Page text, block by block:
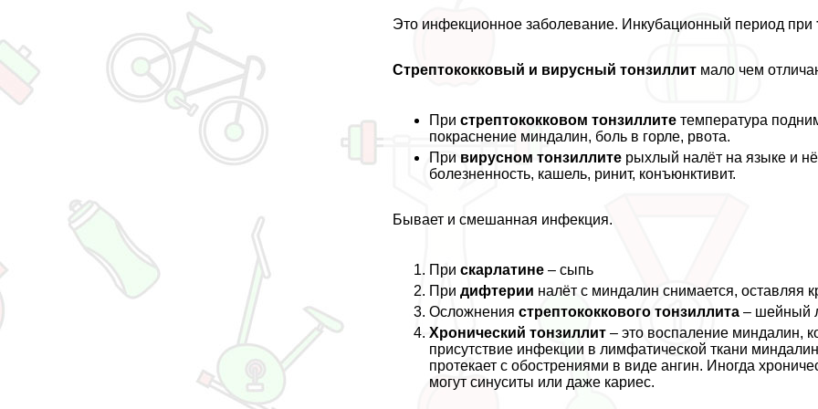
Это инфекционное заболевание. Инкубационный период при
Стрептококковый и вирусный тонзиллит мало чем
Пристрептококковом тонзиллите температура
покраснение миндалин, боль в горле, рвота.
При вирусном тонзиллите рыхлый налёт на языке и
болезненность, кашель, ринит, конъюнктивит.
Бывает и смешанная инфекция.
Прискарлатине – сыпь
Придифтерии налёт с миндалин снимается, оставляя
Осложнениястрептококкового тонзиллита – шейный
Хронический тонзиллит – это воспаление миндалин,
присутствие инфекции в лимфатической ткани
протекает с обострениями в виде ангин. Иногда
могут синуситы или даже кариес.